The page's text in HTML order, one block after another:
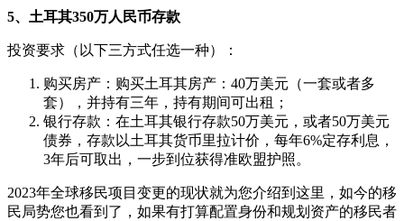
5、土耳其350万人民币存款
投资要求（以下三方式任选一种）：
购买房产：购买土耳其房产：40万美元（一套或者多
套），并持有三年，持有期间可出租；
银行存款：在土耳其银行存款50万美元，或者50万美元
债券，存款以土耳其货币里拉计价，每年6%定存利息，
3年后可取出，一步到位获得准欧盟护照。
2023年全球移民项目变更的现状就为您介绍到这里，如今的移
民局势您也看到了，如果有打算配置身份和规划资产的移民者